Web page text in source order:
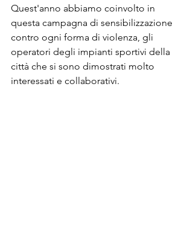
Quest'anno abbiamo coinvolto in
questa campagna di sensibilizzazione
contro ogni forma di violenza, gli
operatori degli impianti sportivi della
città che si sono dimostrati molto
interessati e collaborativi.